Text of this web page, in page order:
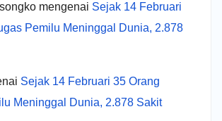
mengenai Sejak 14 Februari
Pemilu Meninggal Dunia, 2.878
Sejak 14 Februari 35 Orang
Meninggal Dunia, 2.878 Sakit